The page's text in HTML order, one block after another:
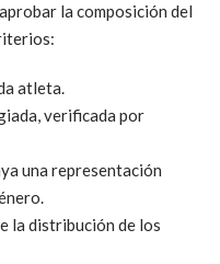
la composición del
atleta.
verificada por
una representación
la distribución de los